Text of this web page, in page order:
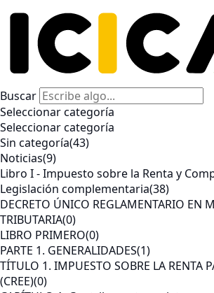
Buscar
Seleccionar categoría
Seleccionar categoría
Sin categoría(43)
Noticias(9)
Libro I - Impuesto sobre la Renta y
Legislación complementaria(38)
DECRETO ÚNICO REGLAMENTARIO EN
TRIBUTARIA(0)
LIBRO PRIMERO(0)
PARTE 1. GENERALIDADES(1)
TÍTULO 1. IMPUESTO SOBRE LA RENTA
(CREE)(0)